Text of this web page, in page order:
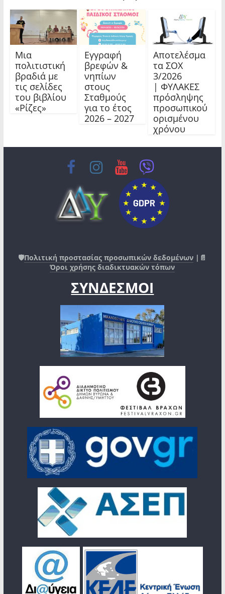
Μια
πολιτιστική
βραδιά με
τις σελίδες
του βιβλίου
«Ρίζες»
Εγγραφή
βρεφών &
νηπίων
στους
Σταθμούς
για το έτος
2026 – 2027
Αποτελέσμα
τα ΣΟΧ
3/2026
| ΦΥΛΑΚΕΣ
πρόσληψης
προσωπικού
ορισμένου
χρόνου
🛡️Πολιτική προστασίας προσωπικών δεδομένων |📄
Όροι χρήσης διαδικτυακών τόπων
ΣΥΝΔΕΣΜΟΙ